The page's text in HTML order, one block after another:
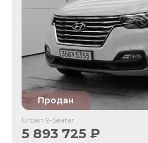
Продан
Urban 9-Seater
5 893 725 ₽